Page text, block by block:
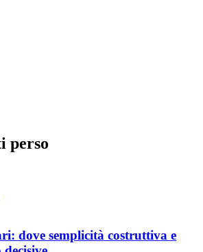
perso
dove semplicità costruttiva e